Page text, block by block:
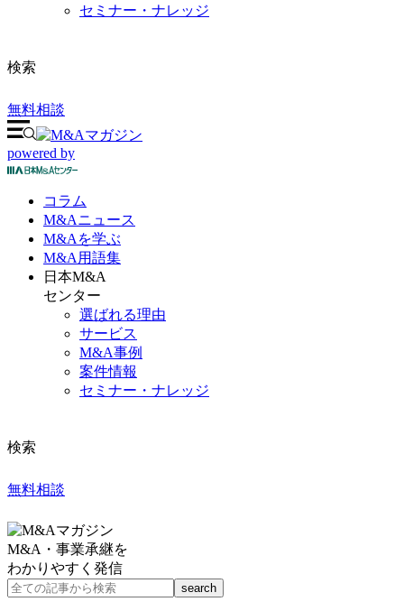
セミナー・ナレッジ
検索
無料相談
powered by
コラム
M&Aニュース
M&Aを学ぶ
M&A 用語集
日本M&A
センター
選ばれる理由
サービス
M&A事例
案件情報
セミナー・ナレッジ
検索
無料相談
M&A・事業承継を
わかりやすく発信